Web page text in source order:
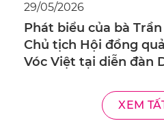
29/05/2026
Phát biểu của bà
Chủ tịch Hội đồng
Vóc Việt tại diễn đàn
trong kinh doanh –
XEM